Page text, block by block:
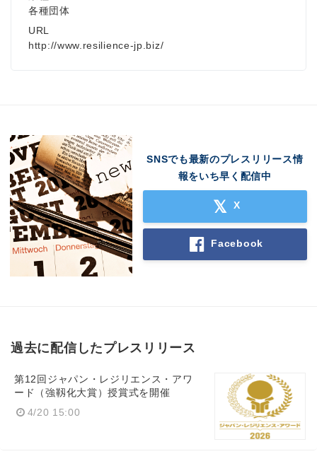
各種団体
URL
http://www.resilience-jp.biz/
SNSでも最新のプレスリリース情
報をいち早く配信中
X
Facebook
過去に配信したプレスリリース
第12回ジャパン・レジリエンス・アワ
ード（強靱化大賞）授賞式を開催
4/20 15:00
Japanese